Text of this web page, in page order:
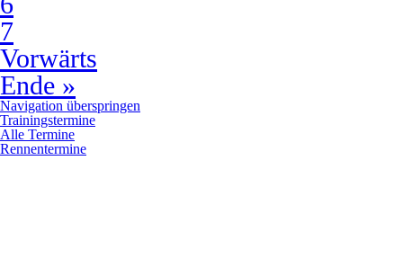
7
Vorwärts
Ende »
Navigation überspringen
Trainingstermine
Alle Termine
Rennentermine